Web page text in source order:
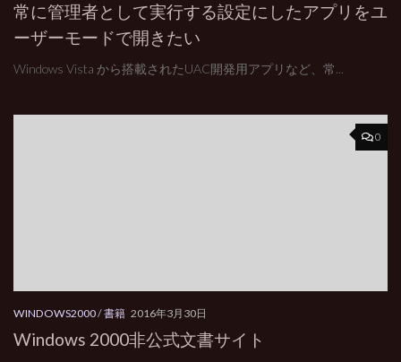
常に管理者として実行する設定にしたアプリをユ
ーザーモードで開きたい
Windows Vista から搭載されたUAC開発用アプリなど、常...
0
WINDOWS2000/書籍 2016年3月30日
Windows 2000非公式文書サイト